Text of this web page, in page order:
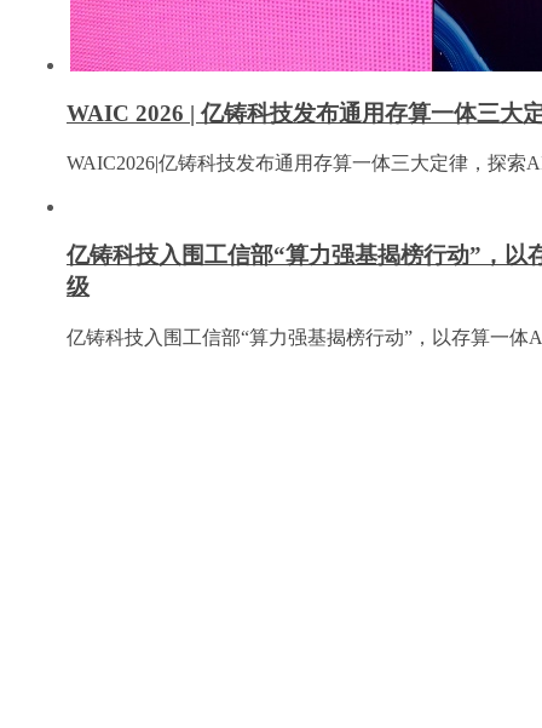
WAIC 2026 | 亿铸科技发布通用存算一体三大
WAIC2026|亿铸科技发布通用存算一体三大定律，探
亿铸科技入围工信部“算力强基揭榜行动”，
级
亿铸科技入围工信部“算力强基揭榜行动”，以存算一